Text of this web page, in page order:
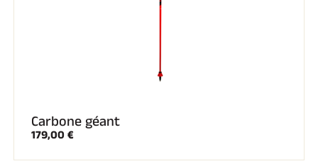
Carbone géant
179,00 €